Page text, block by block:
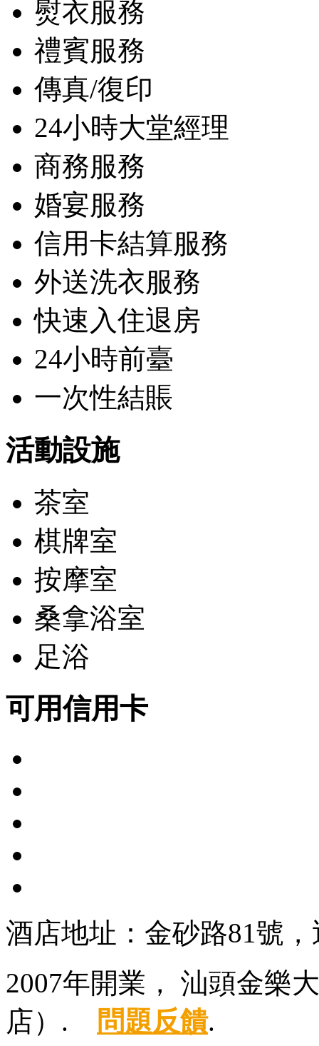
熨衣服務
禮賓服務
傳真/復印
24小時大堂經理
商務服務
婚宴服務
信用卡結算服務
外送洗衣服務
快速入住退房
24小時前臺
一次性結賬
活動設施
茶室
棋牌室
按摩室
桑拿浴室
足浴
可用信用卡
酒店地址：金砂路81號
2007年開業， 汕頭金樂
店）.
問題反饋.